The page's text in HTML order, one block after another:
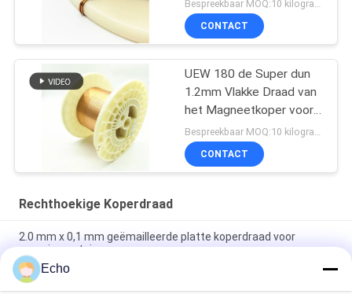
CONTACT
UEW 180 de Super dun
1.2mm Vlakke Draad van
het Magneetkoper voor
het Winden
CONTACT
Rechthoekige Koperdraad
2.0 mm x 0,1 mm geëmailleerde platte koperdraad voor
energievoertuigen
Super 1,8 mmx0,2 mm UL AIW Emaillebedekte koperen platte
draad voor motor
Echo